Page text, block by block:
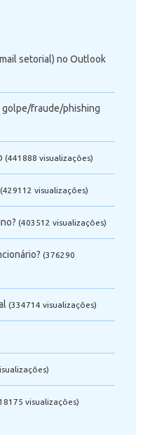
setorial) no Outlook
golpe/fraude/phishing
(441888 visualizaçôes)
(429112 visualizaçôes)
(403512 visualizaçôes)
(376290
(334714 visualizaçôes)
visualizaçôes)